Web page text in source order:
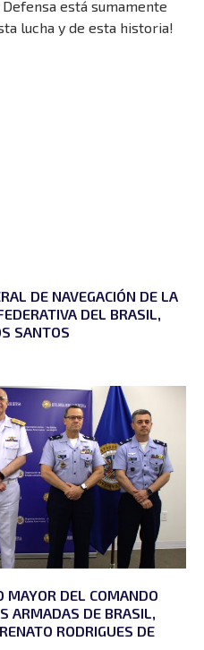
está sumamente
lucha y de esta historia!
DE NAVEGACIÓN DE LA
DEL BRASIL,
SANTOS
MAYOR DEL COMANDO
ARMADAS DE BRASIL,
RODRIGUES DE